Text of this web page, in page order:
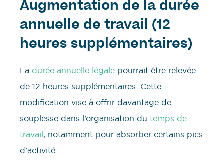
Augmentation de la durée
annuelle de travail (12
heures supplémentaires)
La durée annuelle légale pourrait être relevée
de 12 heures supplémentaires. Cette
modification vise à offrir davantage de
souplesse dans l’organisation du temps de
travail, notamment pour absorber certains pics
d’activité.